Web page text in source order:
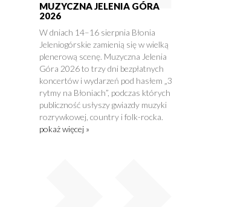
MUZYCZNA JELENIA GÓRA
2026
W dniach 14–16 sierpnia Błonia
Jeleniogórskie zamienią się w wielką
plenerową scenę. Muzyczna Jelenia
Góra 2026 to trzy dni bezpłatnych
koncertów i wydarzeń pod hasłem „3
rytmy na Błoniach”, podczas których
publiczność usłyszy gwiazdy muzyki
rozrywkowej, country i folk-rocka.
pokaż więcej »